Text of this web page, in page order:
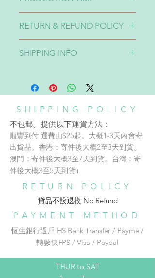
2-不同貨品來自不同supplier所以製
作時同一個顏色的設計一定會出現
特定日子前收貨請先告知：）
weeks.
製作時間大概2-4星期。
RETURN & REFUND POLICY
SHIPPING INFO
A: 順豐到付
運費由$30起。大概1-3天內會寄出貨
貨。澳門：寄件後大概3至7天到
貨。台灣：寄件後大概3至5天到
貨）
B: 852 express 黃色運輸 （只適用於
香港）
品。寄件後大概3-7個工作天送達。
收件地址在以下連結選出：
https://docs.google.com/forms/d/e
Gwnf7SuTC5Pr_pDzqanAcN3wa-
mRA/viewform ）
SHOP/WORKSHOP
Address:
️⛩️銅鑼灣東角Laforet 1 樓137號舖
🚇地鐵銅鑼灣 E 出口步行約 1 分鐘
Phone: 852-96542526
OPENING HOURS
THUR to SAT
SHIPPING POLICY
不包郵。提供以下運貨方法：
順豐到付 運費由$25起。大概1-3天內會寄
出貨品。香港：寄件後大概2至3天到貨。
澳門：寄件後大概3至7天到貨。台灣：寄
件後大概3至5天到貨）
RETURN POLICY
貨品不設退換 No Refund​
PAYMENT METHOD
恆生銀行過戶 HS Bank Transfer / Payme /
轉數快FPS / Visa / Paypal